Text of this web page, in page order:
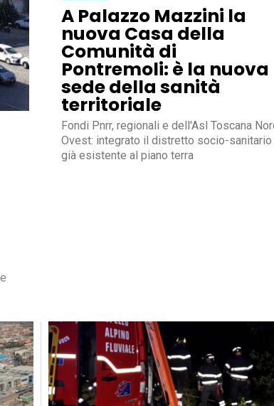
A Palazzo Mazzini la
nuova Casa della
Comunità di
Pontremoli: è la nuova
sede della sanità
territoriale
Fondi Pnrr, regionali e dell'Asl Toscana
Ovest: integrato il distretto socio-sanitario
già esistente al piano terra